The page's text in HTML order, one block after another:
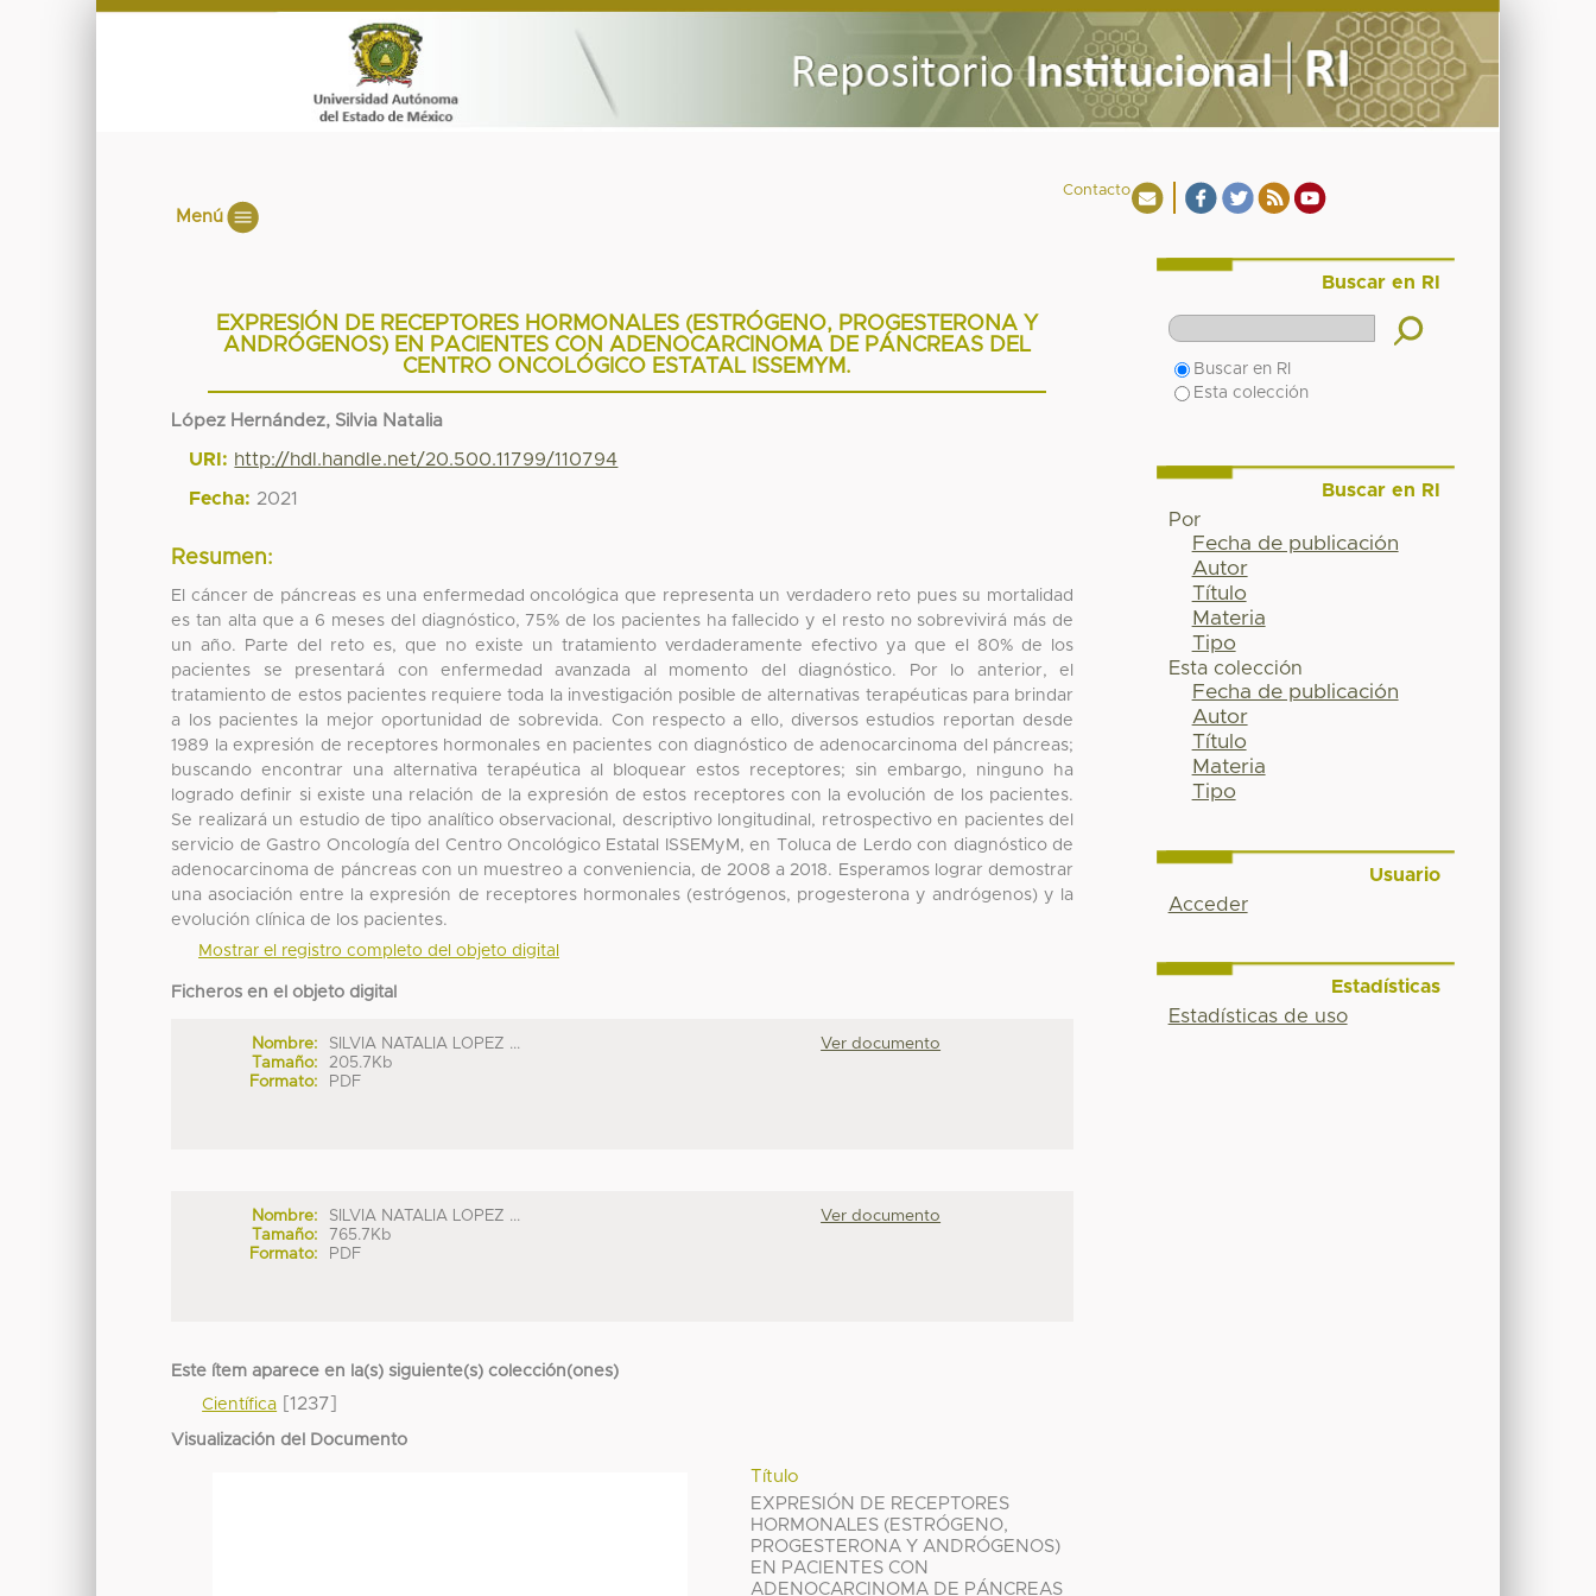
Contacto
Menú
EXPRESIÓN DE RECEPTORES HORMONALES (ESTRÓGENO, PROGESTERONA Y
ANDRÓGENOS) EN PACIENTES CON ADENOCARCINOMA DE PÁNCREAS DEL
CENTRO ONCOLÓGICO ESTATAL ISSEMYM.
López Hernández, Silvia Natalia
URI: http://hdl.handle.net/20.500.11799/110794
Fecha: 2021
Resumen:
El cáncer de páncreas es una enfermedad oncológica que representa un verdadero reto pues su mortalidad
es tan alta que a 6 meses del diagnóstico, 75% de los pacientes ha fallecido y el resto no sobrevivirá más de
un año. Parte del reto es, que no existe un tratamiento verdaderamente efectivo ya que el 80% de los
pacientes se presentará con enfermedad avanzada al momento del diagnóstico. Por lo anterior, el
tratamiento de estos pacientes requiere toda la investigación posible de alternativas terapéuticas para brindar
a los pacientes la mejor oportunidad de sobrevida. Con respecto a ello, diversos estudios reportan desde
1989 la expresión de receptores hormonales en pacientes con diagnóstico de adenocarcinoma del páncreas;
buscando encontrar una alternativa terapéutica al bloquear estos receptores; sin embargo, ninguno ha
logrado definir si existe una relación de la expresión de estos receptores con la evolución de los pacientes.
Se realizará un estudio de tipo analítico observacional, descriptivo longitudinal, retrospectivo en pacientes del
servicio de Gastro Oncología del Centro Oncológico Estatal ISSEMyM, en Toluca de Lerdo con diagnóstico de
adenocarcinoma de páncreas con un muestreo a conveniencia, de 2008 a 2018. Esperamos lograr demostrar
una asociación entre la expresión de receptores hormonales (estrógenos, progesterona y andrógenos) y la
evolución clínica de los pacientes.
Mostrar el registro completo del objeto digital
Ficheros en el objeto digital
Nombre:
SILVIA NATALIA LOPEZ ...
Tamaño:
205.7Kb
Formato:
PDF
Ver documento
Nombre:
SILVIA NATALIA LOPEZ ...
Tamaño:
765.7Kb
Formato:
PDF
Ver documento
Este ítem aparece en la(s) siguiente(s) colección(ones)
Científica [1237]
Visualización del Documento
Título
EXPRESIÓN DE RECEPTORES
HORMONALES (ESTRÓGENO,
PROGESTERONA Y ANDRÓGENOS)
EN PACIENTES CON
ADENOCARCINOMA DE PÁNCREAS
Buscar en RI
Buscar en RI
Esta colección
Buscar en RI
Por
Fecha de publicación
Autor
Título
Materia
Tipo
Esta colección
Fecha de publicación
Autor
Título
Materia
Tipo
Usuario
Acceder
Estadísticas
Estadísticas de uso